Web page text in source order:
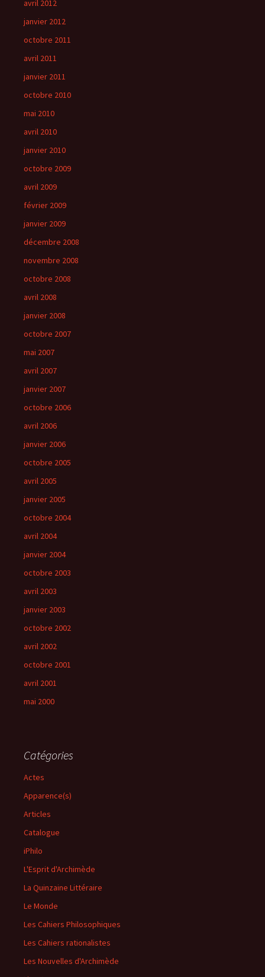
avril 2012
janvier 2012
octobre 2011
avril 2011
janvier 2011
octobre 2010
mai 2010
avril 2010
janvier 2010
octobre 2009
avril 2009
février 2009
janvier 2009
décembre 2008
novembre 2008
octobre 2008
avril 2008
janvier 2008
octobre 2007
mai 2007
avril 2007
janvier 2007
octobre 2006
avril 2006
janvier 2006
octobre 2005
avril 2005
janvier 2005
octobre 2004
avril 2004
janvier 2004
octobre 2003
avril 2003
janvier 2003
octobre 2002
avril 2002
octobre 2001
avril 2001
mai 2000
Catégories
Actes
Apparence(s)
Articles
Catalogue
iPhilo
L'Esprit d'Archimède
La Quinzaine Littéraire
Le Monde
Les Cahiers Philosophiques
Les Cahiers rationalistes
Les Nouvelles d'Archimède